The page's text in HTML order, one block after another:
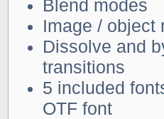
Blend modes
Image / object
Dissolve and
transitions
5 included
OTF font